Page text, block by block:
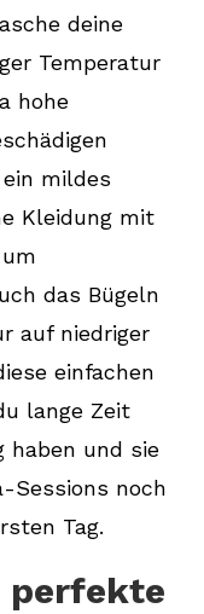
deine
Temperatur
hohe
mildes
Kleidung mit
das Bügeln
auf niedriger
einfachen
lange Zeit
haben und sie
Sessions noch
Tag.
perfekte